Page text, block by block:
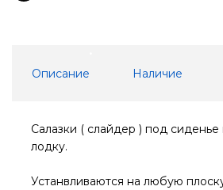
Описание Наличие
Салазки ( слайдер ) под сиденье
лодку.
Устанвливаются на любую